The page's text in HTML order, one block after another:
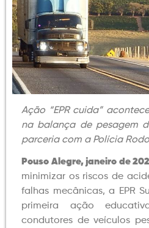
Ação “EPR cuida”
na balança de pesagem
parceria com a Polícia
Pouso Alegre, janeiro de
minimizar os riscos de
falhas mecânicas, a EPR
primeira ação
condutores de veículos